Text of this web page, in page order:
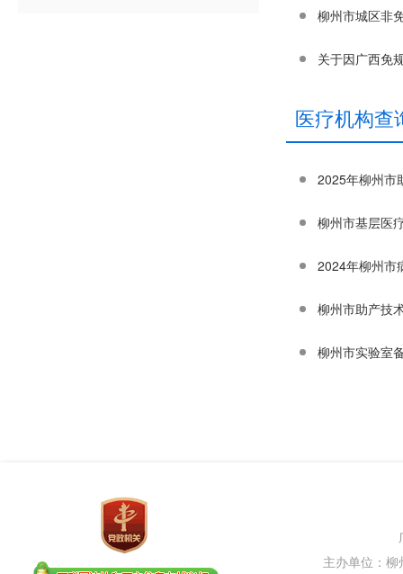
柳州市城区非
医疗机构查
2025年柳州市
柳州市基层医
2024年柳州市
柳州市助产技
柳州市实验室
主办单位：